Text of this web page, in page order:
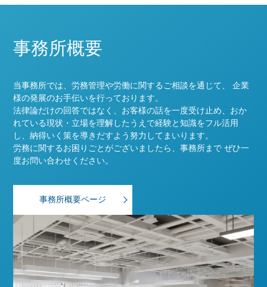
事務所概要
当事務所では、労務管理や労働に関するご相談を通じて、 企業
様の発展のお手伝いを行っております。
法律論だけの回答ではなく、お客様の話を一度受け止め、おか
れている現状・立場を理解したうえで経験と知識をフル活用
し、納得いく策を導きだすよう努力してまいります。
労務に関するお困りごとがございましたら、事務所まで ぜひ一
度お問い合わせください。
事務所概要ページ